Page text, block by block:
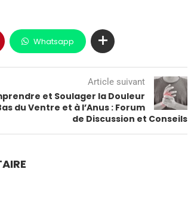
Whatsapp
Article suivant
et Soulager la Douleur
du Ventre et à l’Anus : Forum
de Discussion et Conseils